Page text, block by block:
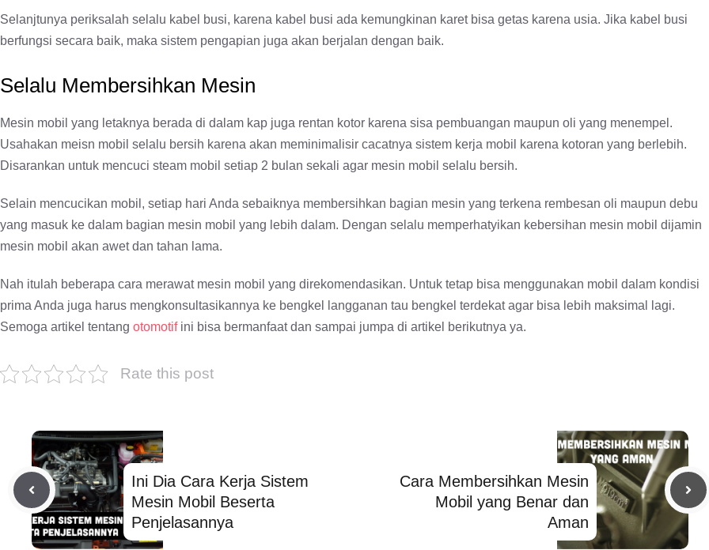
Selanjtunya periksalah selalu kabel busi, karena kabel busi ada kemungkinan karet bisa getas karena usia. Jika kabel busi
berfungsi secara baik, maka sistem pengapian juga akan berjalan dengan baik.
Selalu Membersihkan Mesin
Mesin mobil yang letaknya berada di dalam kap juga rentan kotor karena sisa pembuangan maupun oli yang menempel.
Usahakan meisn mobil selalu bersih karena akan meminimalisir cacatnya sistem kerja mobil karena kotoran yang berlebih.
Disarankan untuk mencuci steam mobil setiap 2 bulan sekali agar mesin mobil selalu bersih.
Selain mencucikan mobil, setiap hari Anda sebaiknya membersihkan bagian mesin yang terkena rembesan oli maupun debu
yang masuk ke dalam bagian mesin mobil yang lebih dalam. Dengan selalu memperhatyikan kebersihan mesin mobil dijamin
mesin mobil akan awet dan tahan lama.
Nah itulah beberapa cara merawat mesin mobil yang direkomendasikan. Untuk tetap bisa menggunakan mobil dalam kondisi
prima Anda juga harus mengkonsultasikannya ke bengkel langganan tau bengkel terdekat agar bisa lebih maksimal lagi.
Semoga artikel tentang otomotifini bisa bermanfaat dan sampai jumpa di artikel berikutnya ya.
Rate this post
Ini Dia Cara Kerja Sistem
Mesin Mobil Beserta
Penjelasannya
Cara Membersihkan Mesin
Mobil yang Benar dan
Aman